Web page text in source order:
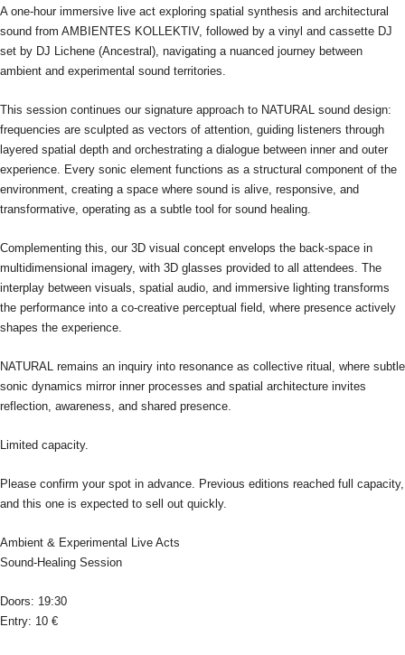
A one-hour immersive live act exploring spatial synthesis and architectural
sound from AMBIENTES KOLLEKTIV, followed by a vinyl and cassette DJ
set by DJ Lichene (Ancestral), navigating a nuanced journey between
ambient and experimental sound territories.
This session continues our signature approach to NATURAL sound design:
frequencies are sculpted as vectors of attention, guiding listeners through
layered spatial depth and orchestrating a dialogue between inner and outer
experience. Every sonic element functions as a structural component of the
environment, creating a space where sound is alive, responsive, and
transformative, operating as a subtle tool for sound healing.
Complementing this, our 3D visual concept envelops the back-space in
multidimensional imagery, with 3D glasses provided to all attendees. The
interplay between visuals, spatial audio, and immersive lighting transforms
the performance into a co-creative perceptual field, where presence actively
shapes the experience.
NATURAL remains an inquiry into resonance as collective ritual, where subtle
sonic dynamics mirror inner processes and spatial architecture invites
reflection, awareness, and shared presence.
Limited capacity.
Please confirm your spot in advance. Previous editions reached full capacity,
and this one is expected to sell out quickly.
Ambient & Experimental Live Acts
Sound-Healing Session
Doors: 19:30
Entry: 10 €